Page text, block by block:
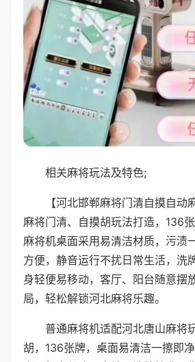
相关麻将玩法及特色;
【河北邯郸麻将门清自摸自动
麻将门清、自摸胡玩法打造，136
麻将机桌面采用易清洁材质，污渍
方便，静音运行不扰日常生活，洗
身轻便易移动，客厅、阳台随意摆
局，轻松解锁河北麻将乐趣。
普通麻将机适配河北唐山麻将
胡，136张牌，桌面易清洁一擦即